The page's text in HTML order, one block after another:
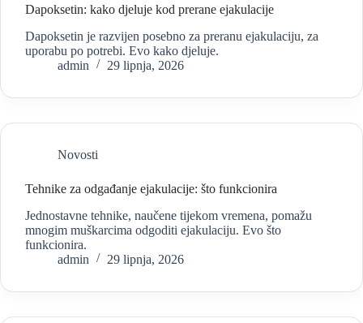
Dapoksetin: kako djeluje kod prerane ejakulacije
Dapoksetin je razvijen posebno za preranu ejakulaciju, za
uporabu po potrebi. Evo kako djeluje.
admin
29 lipnja, 2026
Novosti
Tehnike za odgađanje ejakulacije: što funkcionira
Jednostavne tehnike, naučene tijekom vremena, pomažu
mnogim muškarcima odgoditi ejakulaciju. Evo što
funkcionira.
admin
29 lipnja, 2026